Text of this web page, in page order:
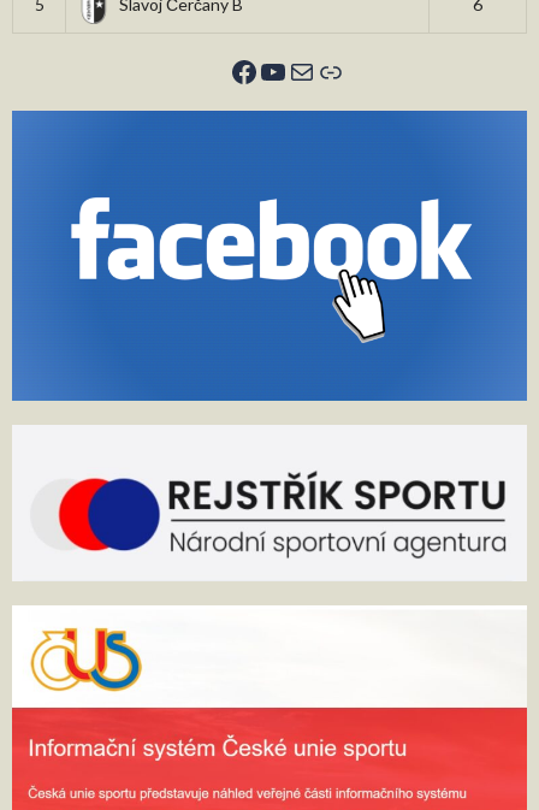
5 Slavoj Čerčany B 6
Facebook
YouTube
E-mailOdkaz